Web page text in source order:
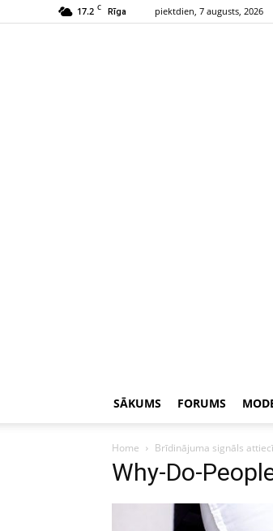
17.2 C Rīga piektdien, 7 augusts, 2026
SĀKUMS FORUMS
Home Brīdinājuma signāls
Why-Do-